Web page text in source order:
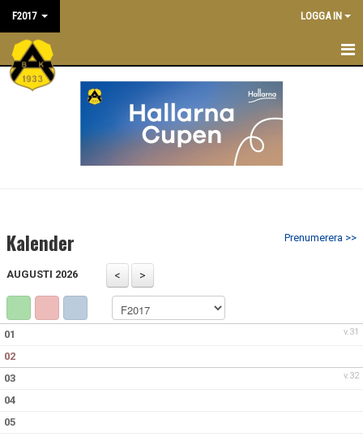
F2017 LOGGA IN
F2017
BILDGALLERI
DOKUMENT
ANMÄLAN
Prenumerera >>
Kalender
AUGUSTI 2026
v.31
01
02
v.32
03
04
05